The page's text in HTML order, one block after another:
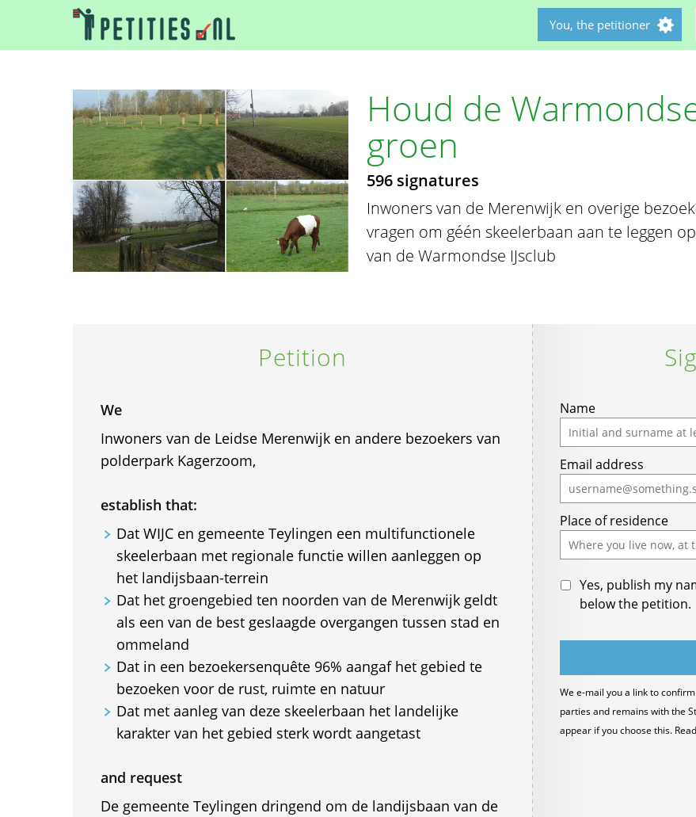
You, the petitioner
Houd de
groen
596 signatures
Inwoners van de Merenwijk en overige
vragen om géén skeelerbaan aan te leggen
van de Warmondse IJsclub
Petition
We
Inwoners van de Leidse Merenwijk en andere bezoekers van
polderpark Kagerzoom,
establish that:
Dat WIJC en gemeente Teylingen een multifunctionele
skeelerbaan met regionale functie willen aanleggen op
het landijsbaan-terrein
Dat het groengebied ten noorden van de Merenwijk geldt
als een van de best geslaagde overgangen tussen stad en
ommeland
Dat in een bezoekersenquête 96% aangaf het gebied te
bezoeken voor de rust, ruimte en natuur
Dat met aanleg van deze skeelerbaan het landelijke
karakter van het gebied sterk wordt aangetast
and request
De gemeente Teylingen dringend om de landijsbaan van de
Name
Email address
Place of residence
Yes, publish my
below the petition.
We e-mail you a link to
parties and remains with the
appear if you choose this.